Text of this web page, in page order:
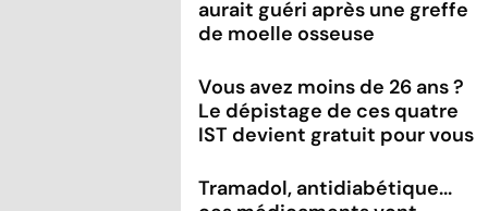
aurait guéri après une greffe
de moelle osseuse
Vous avez moins de 26 ans ?
Le dépistage de ces quatre
IST devient gratuit pour vous
Tramadol, antidiabétique...